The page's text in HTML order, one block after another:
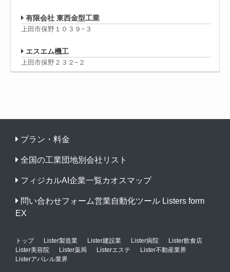
有限会社 東西金型工業
上田市保野１０３９−３
エスエム機工
上田市保野２３２−２
プラン・料金
全国の工業団地別会社リスト
フィジカルAI企業一覧カオスマップ
問い合わせフォーム営業自動化ツール Listers form
EX
トップ Lister製造業 Lister建設業 Lister病院
Lister飲食店
Lister美容院
Lister薬局 Listerエステ
Lister不動産業界
Listerアパレル業界